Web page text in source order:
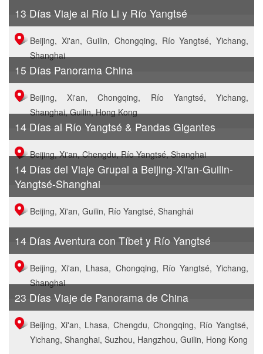
13 Días Viaje al Río Li y Río Yangtsé
Beijing, Xi'an, Guilin, Chongqing, Río Yangtsé, Yichang,
Shanghai
15 Días Panorama China
Beijing, Xi'an, Chongqing, Río Yangtsé, Yichang,
Shanghai, Guilin, Hong Kong
14 Días al Río Yangtsé & Pandas Gigantes
Beijing, Xi'an, Chengdu, Río Yangtsé, Shanghai
14 Días del Viaje Grupal a Beijing-Xi'an-Guilin-
Yangtsé-Shanghai
Beijing, Xi'an, Guilin, Río Yangtsé, Shanghái
14 Días Aventura con Tíbet y Río Yangtsé
Beijing, Xi'an, Lhasa, Chongqing, Río Yangtsé, Yichang,
Shanghai
23 Días Viaje de Panorama de China
Beijing, Xi'an, Lhasa, Chengdu, Chongqing, Río Yangtsé,
Yichang, Shanghai, Suzhou, Hangzhou, Guilin, Hong Kong